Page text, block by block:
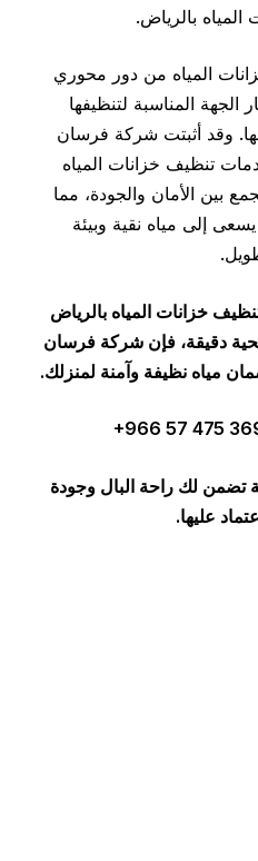
بالرياض.
المياه من دور محوري
المناسبة لتنظيفها
أثبتت شركة فرسان
تنظيف خزانات المياه
الأمان والجودة، مما
إلى مياه نقية وبيئة
المياه بالرياض
دقيقة، فإن شركة فرسان
نظيفة وآمنة لمنزلك.
لك راحة البال وجودة
عليها.